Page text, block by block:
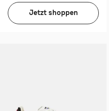
Jetzt shoppen